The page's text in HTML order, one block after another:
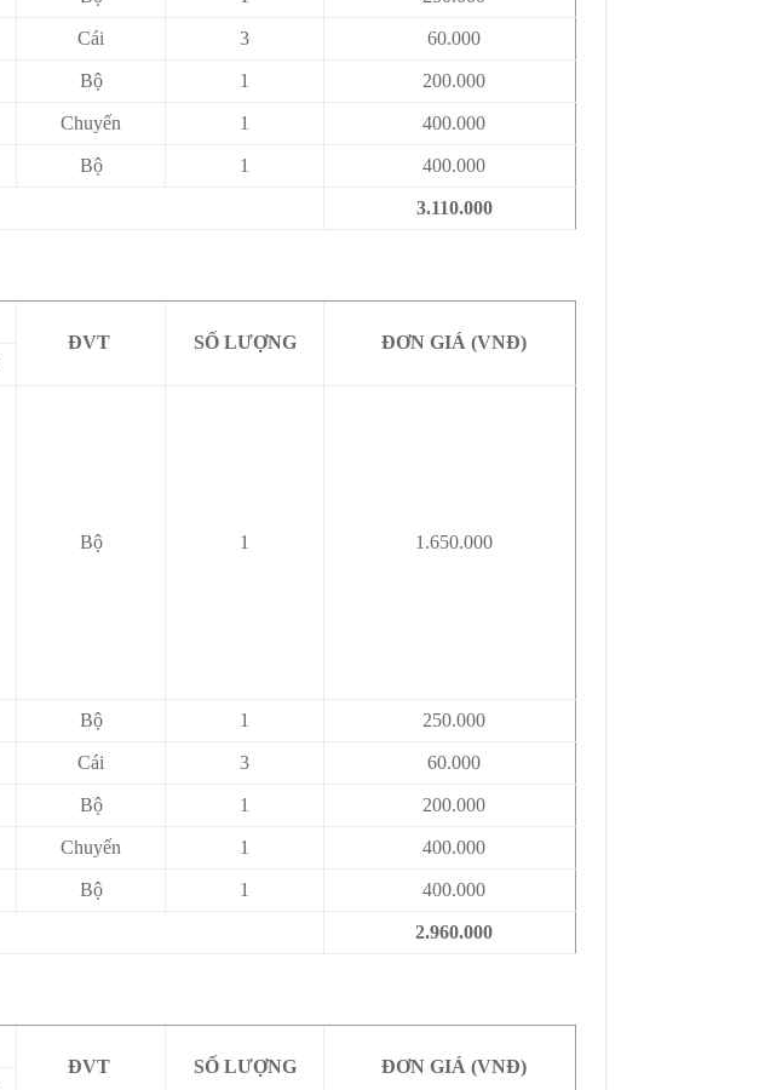
Cái 3 60.000
Bộ 1 200.000
Chuyến 1 400.000
Bộ 1 400.000
3.110.000
ĐVT
SỐ LƯỢNG
ĐƠN GIÁ (VNĐ)
Bộ 1 1.650.000
Bộ 1 250.000
Cái 3 60.000
Bộ 1 200.000
Chuyến 1 400.000
Bộ 1 400.000
2.960.000
ĐVT
SỐ LƯỢNG
ĐƠN GIÁ (VNĐ)